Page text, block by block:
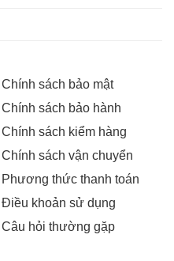
Chính sách bảo mật
Chính sách bảo hành
Chính sách kiểm hàng
Chính sách vận chuyển
Phương thức thanh toán
Điều khoản sử dụng
Câu hỏi thường gặp